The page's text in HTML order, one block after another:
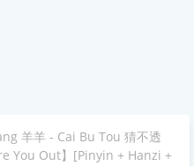
羊羊 - Cai Bu Tou 猜不透
You Out】[Pinyin + Hanzi +